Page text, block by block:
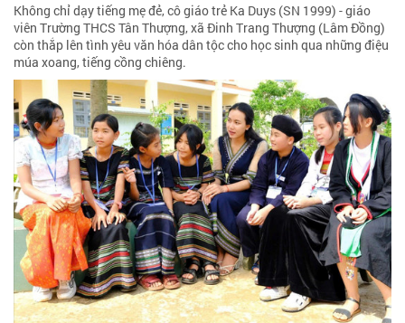
Không chỉ dạy tiếng mẹ đẻ, cô giáo trẻ Ka Duys (SN 1999) - giáo
viên Trường THCS Tân Thượng, xã Đinh Trang Thượng (Lâm Đồng)
còn thắp lên tình yêu văn hóa dân tộc cho học sinh qua những điệu
múa xoang, tiếng cồng chiêng.